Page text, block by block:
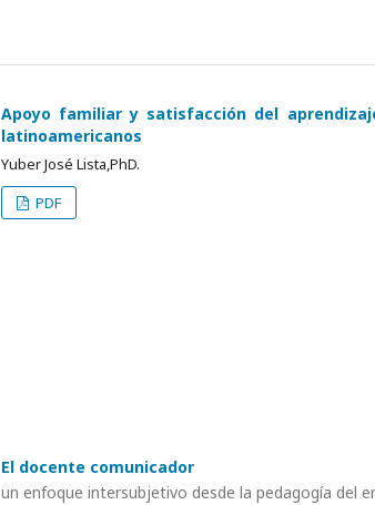
Apoyo familiar y satisfacción del
latinoamericanos
Yuber José Lista,PhD.
PDF
El docente comunicador
un enfoque intersubjetivo desde la pedagogía del